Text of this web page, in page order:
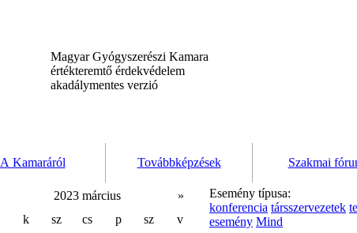
Magyar Gyógyszerészi Kamara
értékteremtő érdekvédelem
akadálymentes verzió
A Kamaráról Továbbképzések Szakmai
2023 március
»
k sz cs p sz
v
Esemény típusa:
konferencia társszervezetek
esemény Mind